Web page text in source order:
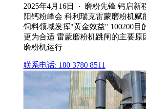
2025年4月16日 · 磨粉先锋 钙启新
阳钙粉峰会 科利瑞克雷蒙磨粉机赋
饲料领域发挥"黄金效益" 100200目
更为合适 雷蒙磨粉机跳闸的主要原
磨粉机运行
联系电话: 180 3780 8511